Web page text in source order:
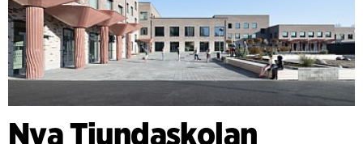
Nya Tiundaskolan